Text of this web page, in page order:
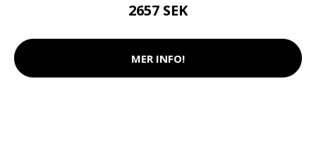
2657 SEK
MER INFO!